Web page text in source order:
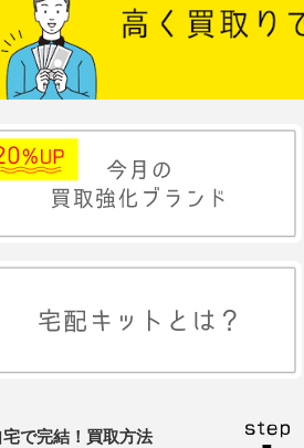
で完結！買取方法